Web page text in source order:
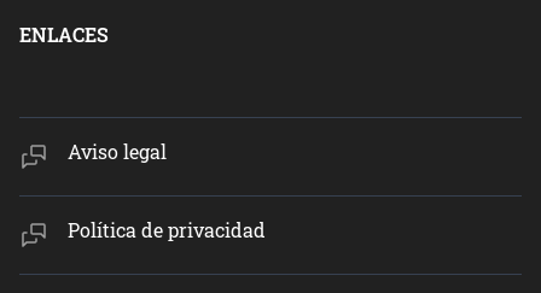
ENLACES
Aviso legal
Política de privacidad